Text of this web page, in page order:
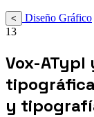
<
Diseño Gráfico
13
Vox-
y